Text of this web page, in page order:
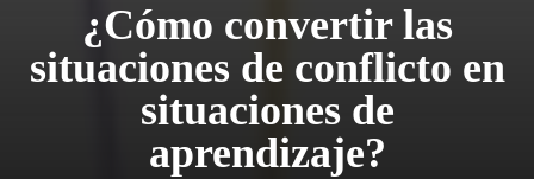
¿Cómo convertir las
situaciones de conflicto en
situaciones de
aprendizaje?